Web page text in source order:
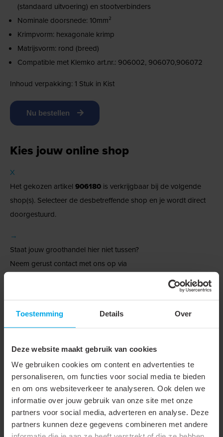
Toestemming Details Over
Deze website maakt gebruik van cookies
We gebruiken cookies om content en advertenties te
personaliseren, om functies voor social media te bieden
en om ons websiteverkeer te analyseren. Ook delen we
informatie over jouw gebruik van onze site met onze
partners voor social media, adverteren en analyse. Deze
partners kunnen deze gegevens combineren met andere
(standaard uitvoering) en stootverbinders
Nominale doorsnede: 10mm²
Krimpvorm: hexagonale krimp
Matrijsvorm: rond (breed)
Compatible met Klemko art.nr.: 906002, 906070,906072
Inhoud verpakking: 1 Stuk in Kist
Nu bestellen
Kies jouw online shop
X
Het gekozen artikel 906180 is verkrijgbaar bij de volgende
shop(s). Selecteer de desbetreffende shop en je wordt direct
doorgestuurd.
→
Staat jouw groothandel hier niet tussen?
Neem gerust contact met ons op via
info@klemko.nl
Technische gegevens
Technische gegevens
Onderdeel serie
Matrijs
Type matrijs
Ronde matrijs (C-vorm)
Toepassing
Buiskabelschoenen en
verbinder